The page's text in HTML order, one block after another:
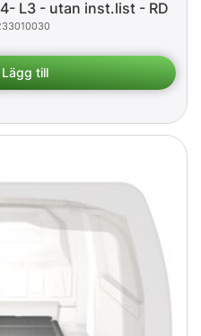
L3 - utan inst.list - RD